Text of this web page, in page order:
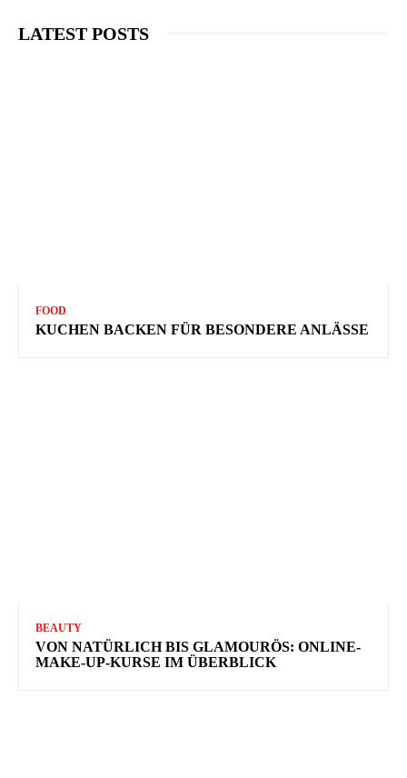
LATEST POSTS
FOOD
KUCHEN BACKEN FÜR BESONDERE ANLÄSSE
BEAUTY
VON NATÜRLICH BIS GLAMOURÖS: ONLINE-
MAKE-UP-KURSE IM ÜBERBLICK